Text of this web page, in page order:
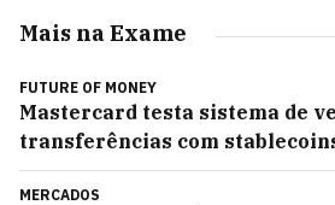
Mais na Exame
FUTURE OF MONEY
Mastercard testa sistema de
transferências com
MERCADOS